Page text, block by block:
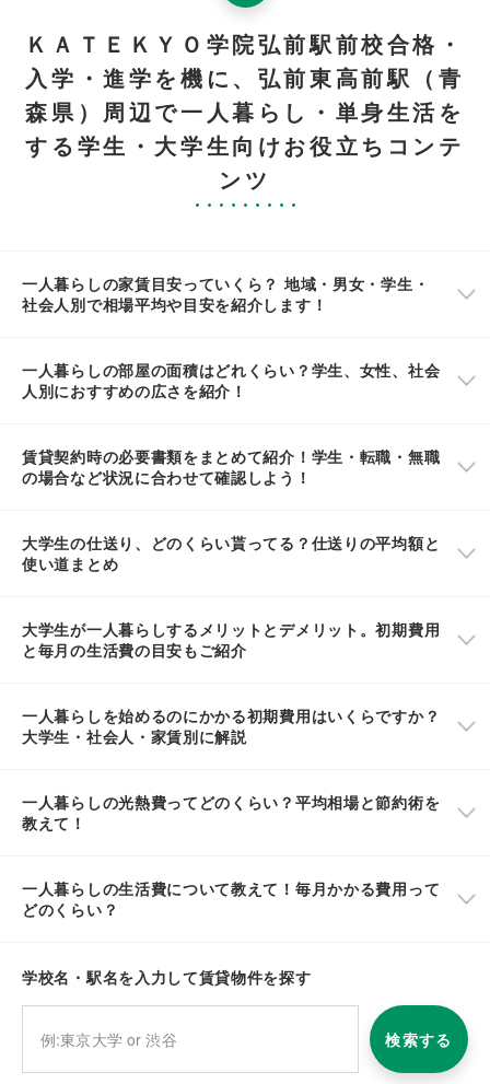
ＫＡＴＥＫＹＯ学院弘前駅前校合格・
入学・進学を機に、弘前東高前駅（青
森県）周辺で一人暮らし・単身生活を
する学生・大学生向けお役立ちコンテ
ンツ
一人暮らしの家賃目安っていくら？ 地域・男女・学生・
社会人別で相場平均や目安を紹介します！
一人暮らしの部屋の面積はどれくらい？学生、女性、社会
人別におすすめの広さを紹介！
賃貸契約時の必要書類をまとめて紹介！学生・転職・無職
の場合など状況に合わせて確認しよう！
大学生の仕送り、どのくらい貰ってる？仕送りの平均額と
使い道まとめ
大学生が一人暮らしするメリットとデメリット。初期費用
と毎月の生活費の目安もご紹介
一人暮らしを始めるのにかかる初期費用はいくらですか？
大学生・社会人・家賃別に解説
一人暮らしの光熱費ってどのくらい？平均相場と節約術を
教えて！
一人暮らしの生活費について教えて！毎月かかる費用って
どのくらい？
学校名・駅名を入力して賃貸物件を探す
検索する